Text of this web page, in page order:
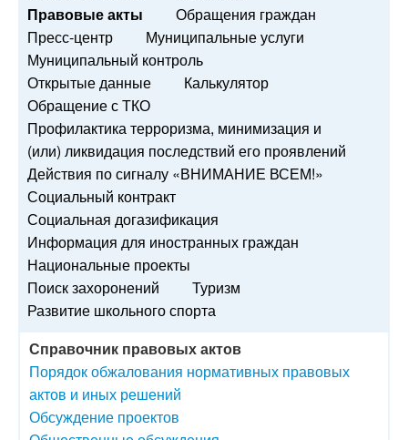
Правовые акты
Обращения граждан
Пресс-центр
Муниципальные услуги
Муниципальный контроль
Открытые данные
Калькулятор
Обращение с ТКО
Профилактика терроризма, минимизация и
(или) ликвидация последствий его проявлений
Действия по сигналу «ВНИМАНИЕ ВСЕМ!»
Социальный контракт
Социальная догазификация
Информация для иностранных граждан
Национальные проекты
Поиск захоронений
Туризм
Развитие школьного спорта
Справочник правовых актов
Порядок обжалования нормативных правовых
актов и иных решений
Обсуждение проектов